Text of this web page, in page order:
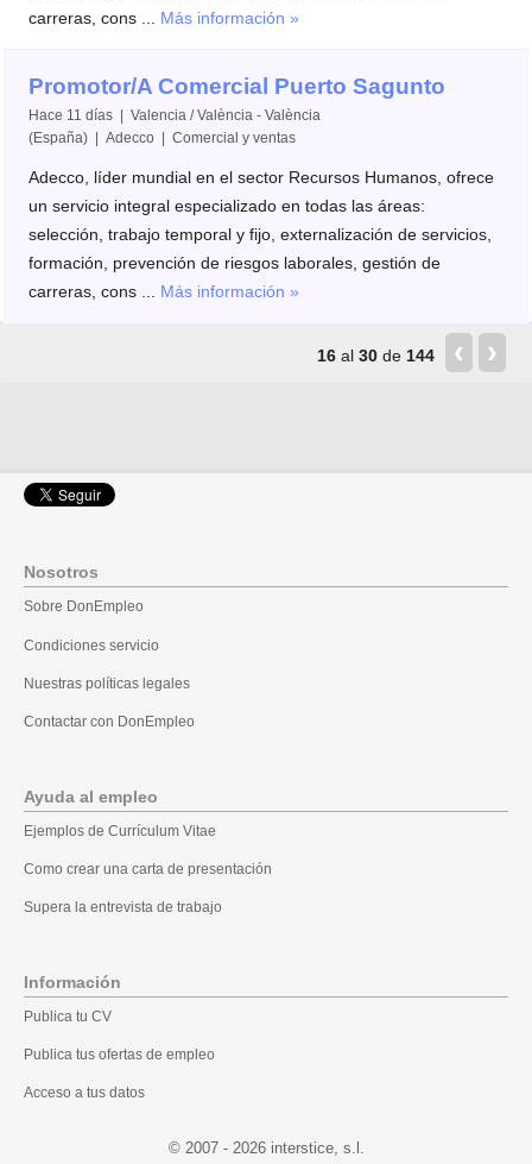
carreras, cons ... Más información »
Promotor/A Comercial Puerto Sagunto
Hace 11 días | Valencia / València - València
(España) | Adecco | Comercial y ventas
Adecco, líder mundial en el sector Recursos Humanos, ofrece
un servicio integral especializado en todas las áreas:
selección, trabajo temporal y fijo, externalización de servicios,
formación, prevención de riesgos laborales, gestión de
carreras, cons ... Más información »
16 al30 de 144 ‹ ›
Nosotros
Sobre DonEmpleo
Condiciones servicio
Nuestras políticas legales
Contactar con DonEmpleo
Ayuda al empleo
Ejemplos de Currículum Vitae
Como crear una carta de presentación
Supera la entrevista de trabajo
Información
Publica tu CV
Publica tus ofertas de empleo
Acceso a tus datos
© 2007 - 2026 .l.s ,ecitsretni